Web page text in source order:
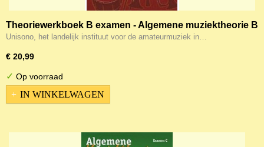
Theoriewerkboek B examen - Algemene muziektheorie B
Unisono, het landelijk instituut voor de amateurmuziek in…
€ 20,99
✓ Op voorraad
IN WINKELWAGEN